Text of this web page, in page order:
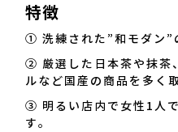
特徴
① 洗練された”和モダン”
② 厳選した日本茶や抹茶
ルなど国産の商品を多く
③ 明るい店内で女性1人
す。